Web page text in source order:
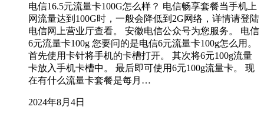
电信16.5元流量卡100G怎么样？ 电信畅享套餐当手机上
网流量达到100G时，一般会降低到2G网络，详情请登陆
电信网上营业厅查看。 安徽电信公众号为您服务。 电信
6元流量卡100g 您要问的是电信6元流量卡100g怎么用。
首先使用卡针将手机的卡槽打开。 其次将6元100g流量
卡放入手机卡槽中。 最后即可使用6元100g流量卡。 现
在有什么流量卡套餐是每月…
2024年8月4日